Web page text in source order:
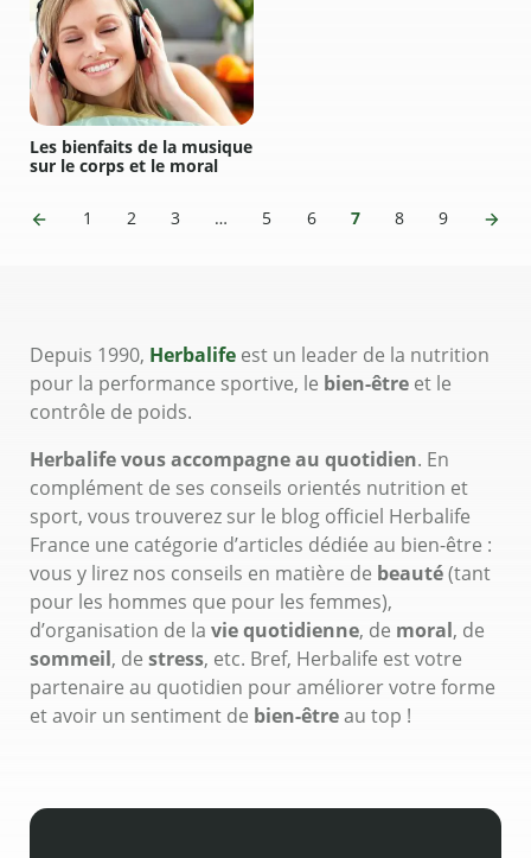
Les bienfaits de la musique
sur le corps et le moral
1 2 3 … 5 6 7 8 9
Depuis 1990, Herbalife est un leader de la nutrition
pour la performance sportive, le bien-être et le
contrôle de poids.
Herbalife vous accompagne au quotidien. En
complément de ses conseils orientés nutrition et
sport, vous trouverez sur le blog officiel Herbalife
France une catégorie d’articles dédiée au bien-être :
vous y lirez nos conseils en matière de beauté(tant
pour les hommes que pour les femmes),
d’organisation de la vie quotidienne, de moral, de
sommeil, de stress, etc. Bref, Herbalife est votre
partenaire au quotidien pour améliorer votre forme
et avoir un sentiment de bien-êtreau top !